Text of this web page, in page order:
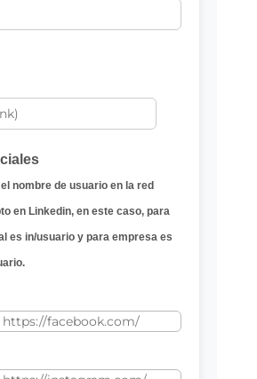
nombre de usuario en la red
en Linkedin, en este caso, para
es in/usuario y para empresa es